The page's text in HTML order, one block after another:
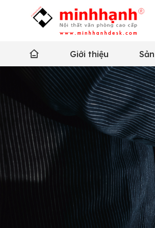
Giới thiệu